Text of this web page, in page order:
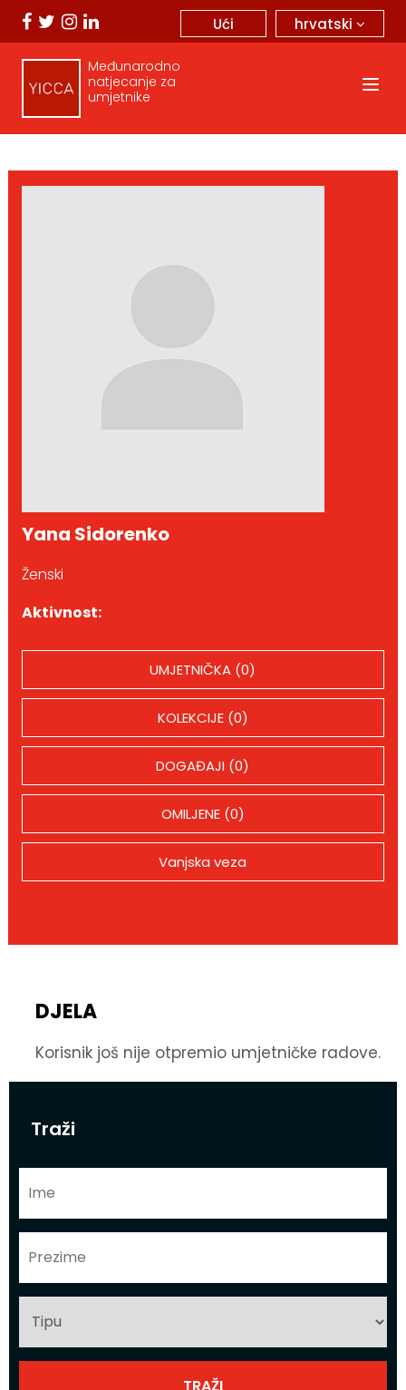
hrvatski
Ući
Međunarodno
natjecanje za
umjetnike
Traži
Yana Sidorenko
Ženski
Aktivnost:
UMJETNIČKA (0)
KOLEKCIJE (0)
DOGAĐAJI (0)
OMILJENE (0)
Vanjska veza
DJELA
Korisnik još nije otpremio umjetničke radove.